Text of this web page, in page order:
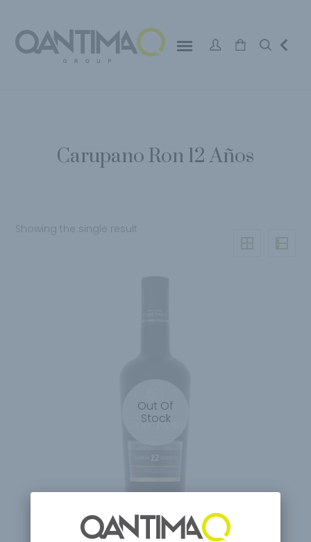
Carupano Ron 12 Años
Showing the single result
Out Of
Stock